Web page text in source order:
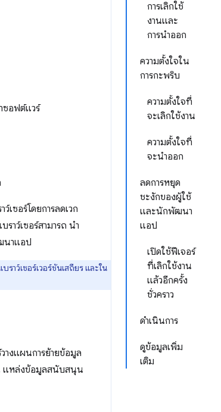
การเลิกใช้
งานและ
การนำออก
ความตั้งใจใน
การกะพริบ
ความตั้งใจที่
จะเลิกใช้งาน
ความตั้งใจที่
จะนำออก
ลดการหยุด
ชะงักของผู้ใช้
และนักพัฒนา
แอป
เปิดใช้ฟีเจอร์
ที่เลิกใช้งาน
แล้วอีกครั้ง
ชั่วคราว
ดำเนินการ
ดูข้อมูลเพิ่ม
เติม
ซอฟต์แวร์
เซอร์โดยการลดเวก
าว์เซอร์สามารถ นำ
นาแอป
ราว์เซอร์เวอร์ชันเสถียร และใน
างแผนการย้ายข้อมูล
น แหล่งข้อมูลสนับสนุน